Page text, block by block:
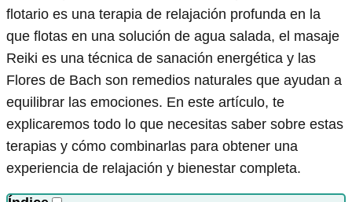
flotario es una terapia de relajación profunda en la
que flotas en una solución de agua salada, el masaje
Reiki es una técnica de sanación energética y las
Flores de Bach son remedios naturales que ayudan a
equilibrar las emociones. En este artículo, te
explicaremos todo lo que necesitas saber sobre estas
terapias y cómo combinarlas para obtener una
experiencia de relajación y bienestar completa.